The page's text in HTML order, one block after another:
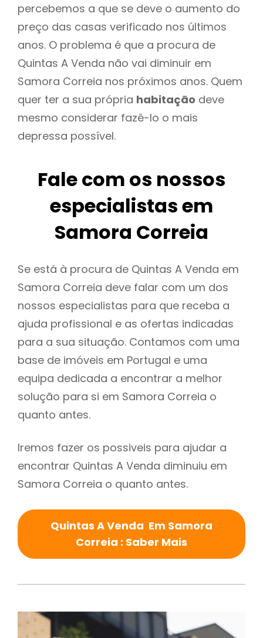
percebemos a que se deve o aumento do
preço das casas verificado nos últimos
anos. O problema é que a procura de
Quintas A Venda não vai diminuir em
Samora Correia nos próximos anos. Quem
quer ter a sua própria habitação deve
mesmo considerar fazê-lo o mais
depressa possível.
Fale com os nossos
especialistas em
Samora Correia
Se está à procura de Quintas A Venda em
Samora Correia deve falar com um dos
nossos especialistas para que receba a
ajuda profissional e as ofertas indicadas
para a sua situação. Contamos com uma
base de imóveis em Portugal e uma
equipa dedicada a encontrar a melhor
solução para si em Samora Correia o
quanto antes.
Iremos fazer os possiveis para ajudar a
encontrar Quintas A Venda diminuiu em
Samora Correia o quanto antes.
Quintas A Venda Em Samora
Correia : Saber Mais